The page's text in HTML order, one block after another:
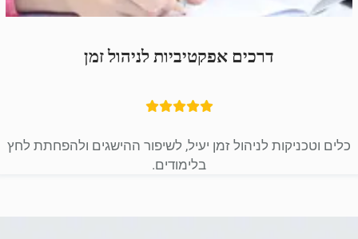
דרכים אפקטיביות לניהול זמן
כלים וטכניקות לניהול זמן יעיל, לשיפור ההישגים ולהפחתת לחץ
בלימודים.